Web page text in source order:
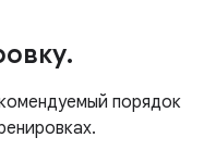
.
порядок